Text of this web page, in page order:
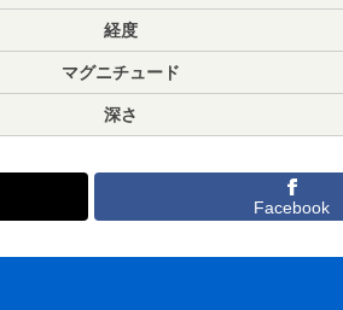
経度
マグニチュード
深さ
Facebook